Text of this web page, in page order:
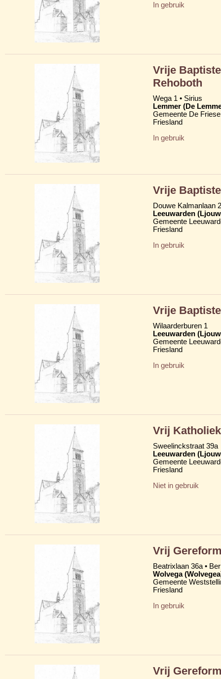
In gebruik
Vrije
Rehoboth
Wega 1 • Sirius
Lemmer (De
Gemeente De
Friesland
In gebruik
Vrije
Douwe Kalmanlaan 2
Leeuwarden
Gemeente
Friesland
In gebruik
Vrije
Wilaarderburen 1
Leeuwarden
Gemeente
Friesland
In gebruik
Vrij
Sweelinckstraat 39a
Leeuwarden
Gemeente
Friesland
Niet in gebruik
Vrij
Beatrixlaan 36a •
Wolvega
Gemeente
Friesland
In gebruik
Vrij